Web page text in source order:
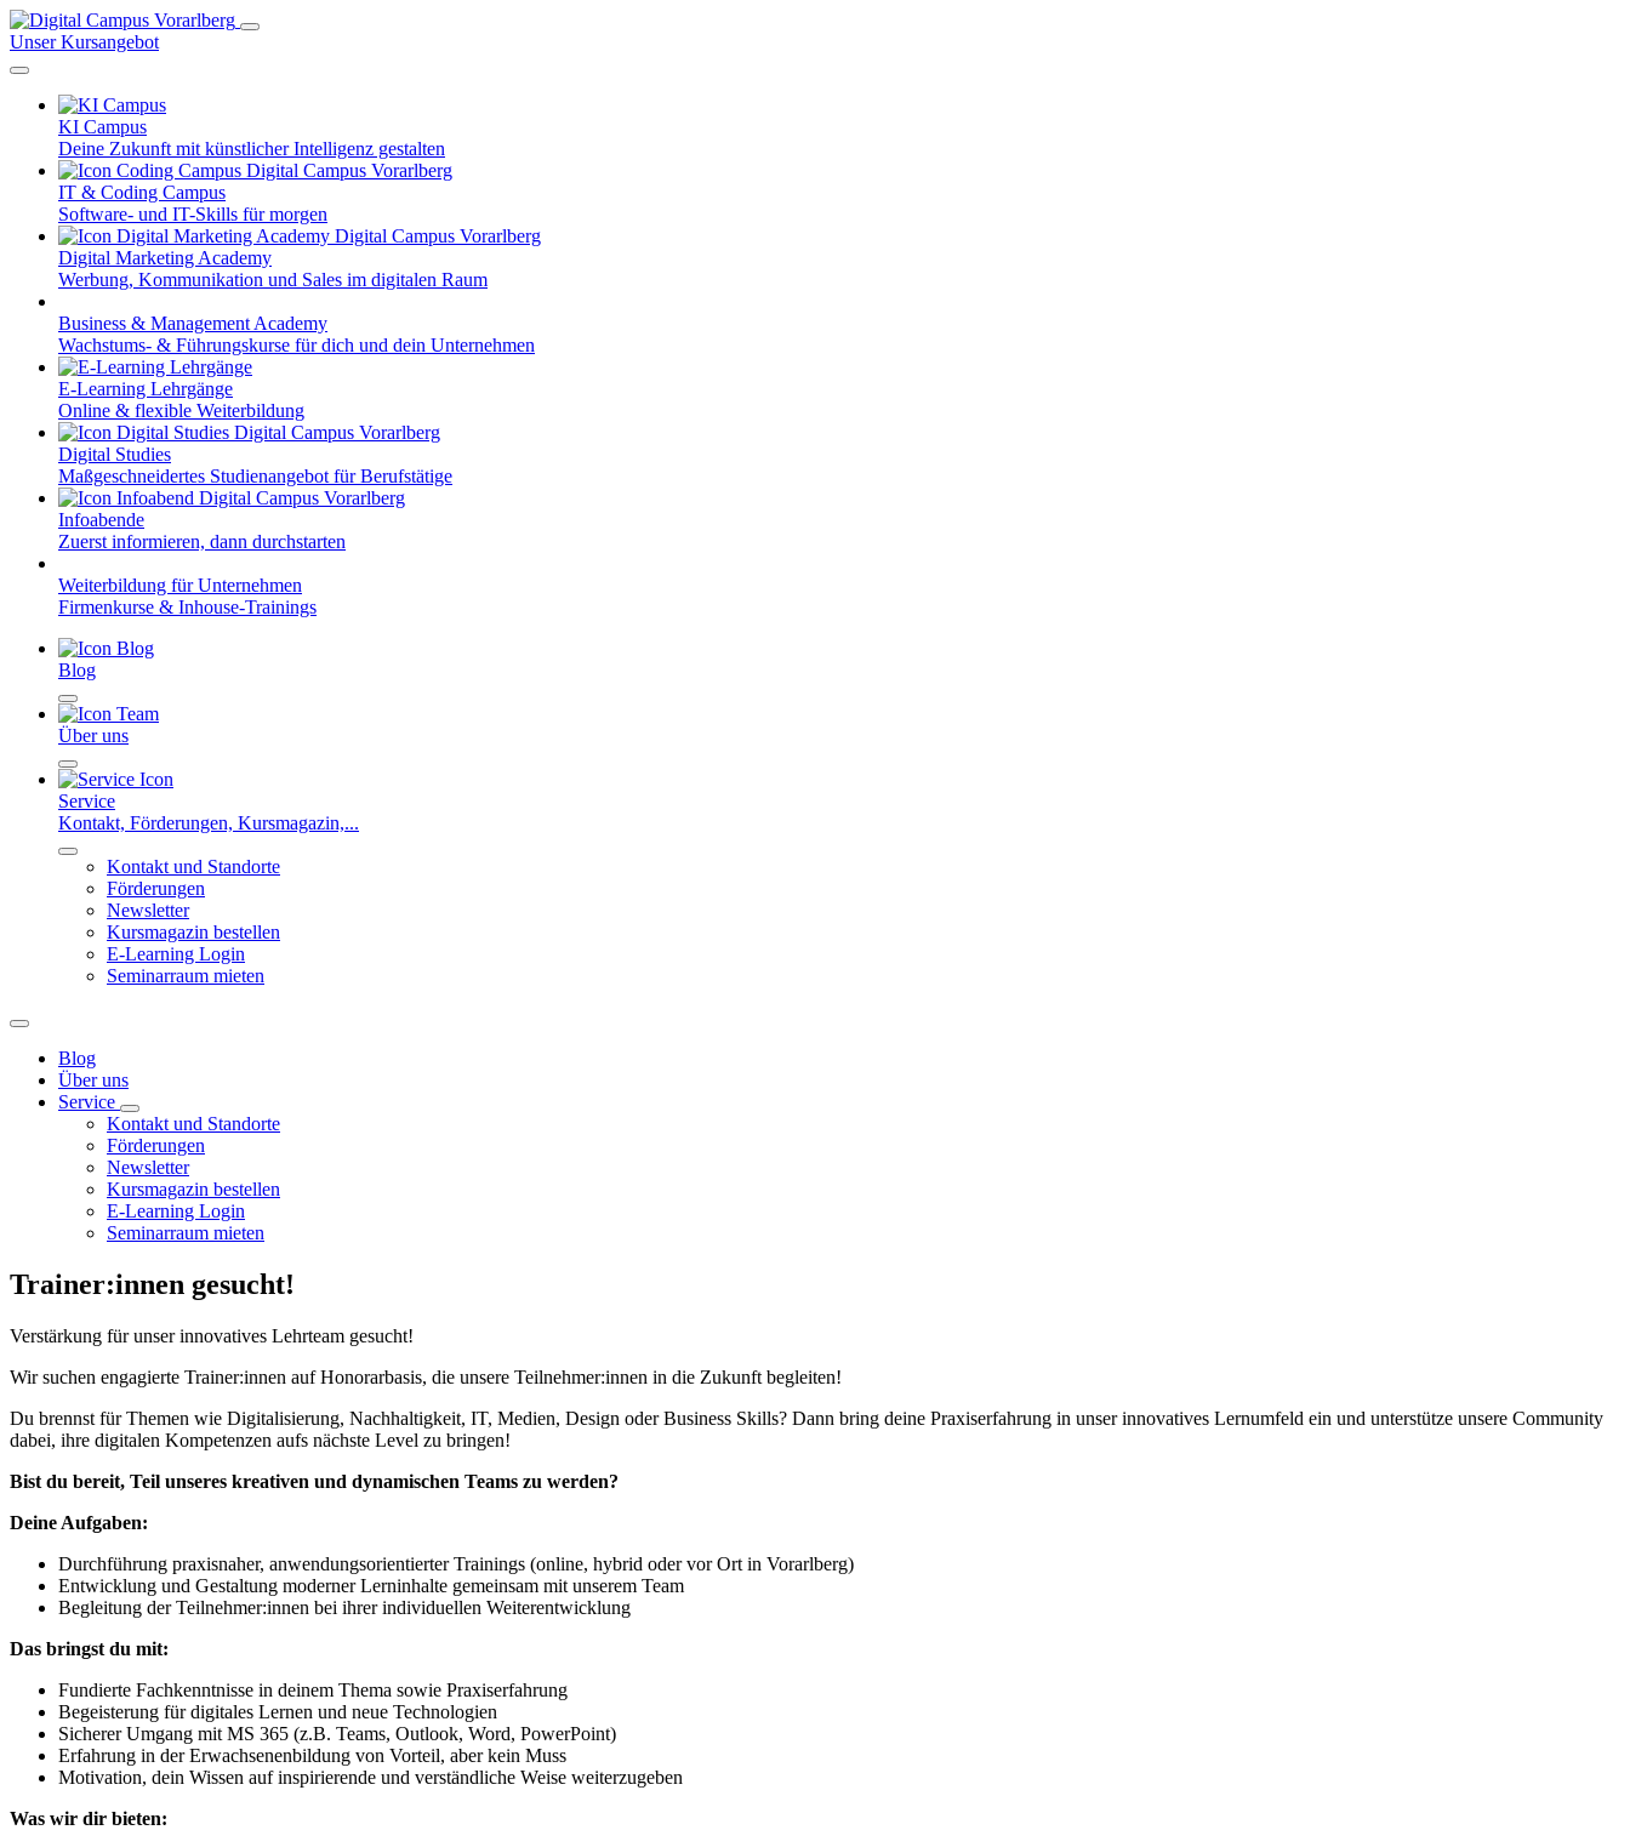
Unser Kursangebot
KI Campus
Deine Zukunft mit künstlicher Intelligenz gestalten
IT & Coding Campus
Software- und IT-Skills für morgen
Digital Marketing Academy
Werbung, Kommunikation und Sales im digitalen Raum
Business & Management Academy
Wachstums- & Führungskurse für dich und dein Unternehmen
E-Learning Lehrgänge
Online & flexible Weiterbildung
Digital Studies
Maßgeschneidertes Studienangebot für Berufstätige
Infoabende
Zuerst informieren, dann durchstarten
Weiterbildung für Unternehmen
Firmenkurse & Inhouse-Trainings
Blog
Über uns
Service
Kontakt, Förderungen, Kursmagazin,...
Kontakt und Standorte
Förderungen
Newsletter
Kursmagazin bestellen
E-Learning Login
Seminarraum mieten
Blog
Über uns
Service
Kontakt und Standorte
Förderungen
Newsletter
Kursmagazin bestellen
E-Learning Login
Seminarraum mieten
Trainer:innen gesucht!
Verstärkung für unser innovatives Lehrteam gesucht!
Wir suchen engagierte Trainer:innen auf Honorarbasis, die unsere Teilnehmer:innen in die Zukunft begleiten!
Du brennst für Themen wie Digitalisierung, Nachhaltigkeit, IT, Medien, Design oder Business Skills? Dann bring deine Praxiserfahrung in unser innovatives Lernumfeld ein und unterstütze unsere Community
dabei, ihre digitalen Kompetenzen aufs nächste Level zu bringen!
Bist du bereit, Teil unseres kreativen und dynamischen Teams zu werden?
Deine Aufgaben:
Durchführung praxisnaher, anwendungsorientierter Trainings (online, hybrid oder vor Ort in Vorarlberg)
Entwicklung und Gestaltung moderner Lerninhalte gemeinsam mit unserem Team
Begleitung der Teilnehmer:innen bei ihrer individuellen Weiterentwicklung
Das bringst du mit:
Fundierte Fachkenntnisse in deinem Thema sowie Praxiserfahrung
Begeisterung für digitales Lernen und neue Technologien
Sicherer Umgang mit MS 365 (z.B. Teams, Outlook, Word, PowerPoint)
Erfahrung in der Erwachsenenbildung von Vorteil, aber kein Muss
Motivation, dein Wissen auf inspirierende und verständliche Weise weiterzugeben
Was wir dir bieten: